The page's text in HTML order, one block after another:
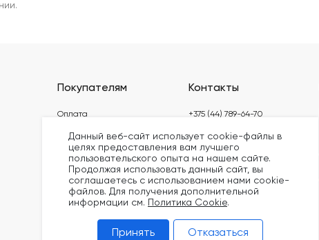
Покупателям
Оплата
Доставка
Блог
Видео
Сертификаты
Контакты
+375 (44) 789-64-70
build@kronex-company.by
Пн-Пт: 8:30 - 17:15
Сб-вс: выходной
Данный веб-сайт использует cookie-файлы в
целях предоставления вам лучшего
пользовательского опыта на нашем сайте.
Продолжая использовать данный сайт, вы
соглашаетесь с использованием нами cookie-
файлов. Для получения дополнительной
информации см.
Политика Cookie.
Принять Отказаться